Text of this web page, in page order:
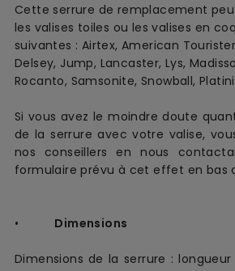
Cette serrure de remplacement
les valises toiles ou les valises en
suivantes : Airtex, American
Delsey, Jump, Lancaster, Lys,
Rocanto, Samsonite, Snowball,
Si vous avez le moindre doute
de la serrure avec votre valise,
nos conseillers en nous
formulaire prévu à cet effet en bas
• Dimensions
Dimensions de la serrure :